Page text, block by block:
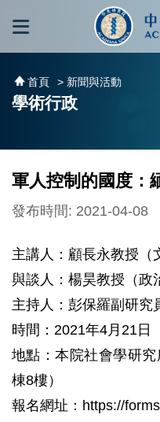
跳到主要內容區塊
首頁 > 新聞與活動
學術行政
軍人控制的國度：
發布時間: 2021-04-08
主講人：顧長永教授（
與談人：楊昊教授（政
主持人：彭保羅副研究
時間：2021年4月21日
地點：本院社會學研
棟8樓）
報名網址：https://